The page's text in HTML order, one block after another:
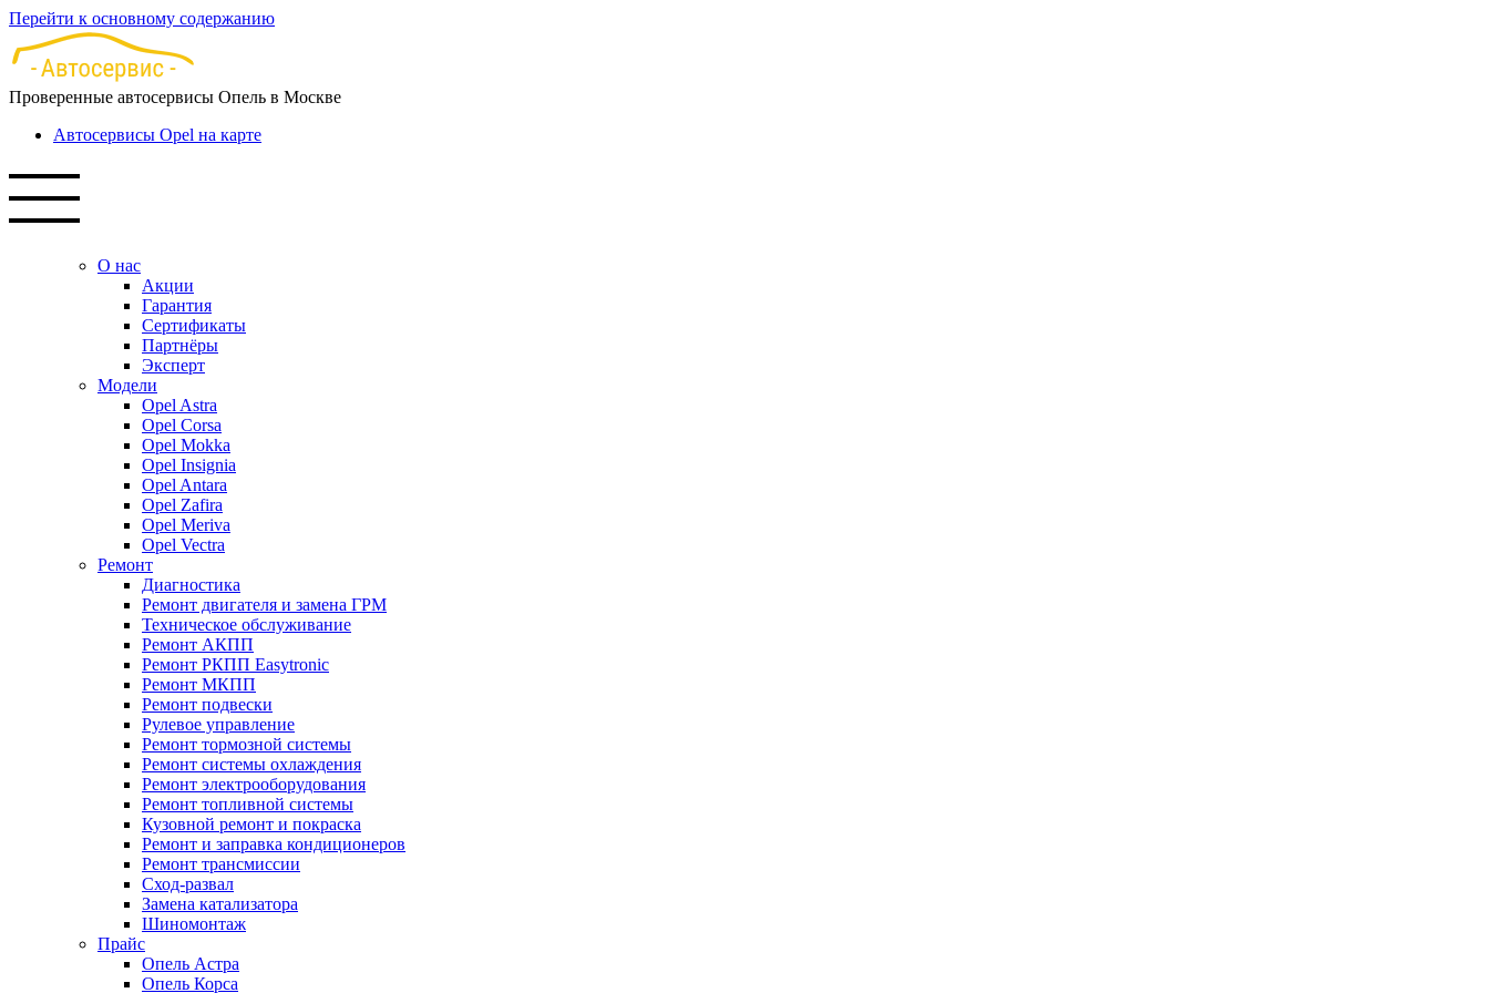
Перейти к основному содержанию
Проверенные автосервисы Опель в Москве
Автосервисы Opel на карте
О нас
Акции
Гарантия
Сертификаты
Партнёры
Эксперт
Модели
Opel Astra
Opel Corsa
Opel Mokka
Opel Insignia
Opel Antara
Opel Zafira
Opel Meriva
Opel Vectra
Ремонт
Диагностика
Ремонт двигателя и замена ГРМ
Техническое обслуживание
Ремонт АКПП
Ремонт РКПП Easytronic
Ремонт МКПП
Ремонт подвески
Рулевое управление
Ремонт тормозной системы
Ремонт системы охлаждения
Ремонт электрооборудования
Ремонт топливной системы
Кузовной ремонт и покраска
Ремонт и заправка кондиционеров
Ремонт трансмиссии
Сход-развал
Замена катализатора
Шиномонтаж
Прайс
Опель Астра
Опель Корса